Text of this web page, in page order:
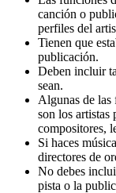
canción o
perfiles del
Tienen que
publicación.
Deben incluir
sean.
Algunas de las
son los artistas
compositores,
Si haces
directores de
No debes
pista o la